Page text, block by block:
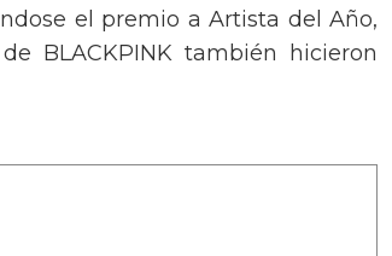
el premio a Artista del Año,
BLACKPINK también hicieron